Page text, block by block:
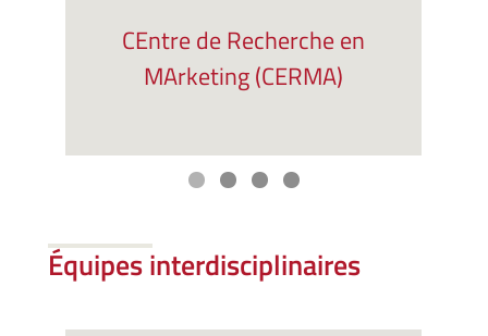
CEntre de Recherche en
MArketing (CERMA)
Équipes interdisciplinaires